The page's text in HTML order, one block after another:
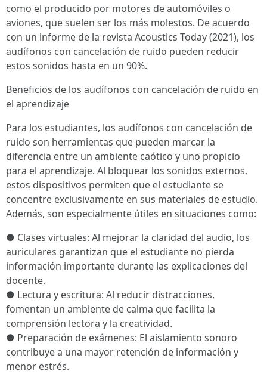
como el producido por motores de automóviles o
aviones, que suelen ser los más molestos. De acuerdo
con un informe de la revista Acoustics Today (2021), los
audífonos con cancelación de ruido pueden reducir
estos sonidos hasta en un 90%.
Beneficios de los audífonos con cancelación de ruido en
el aprendizaje
Para los estudiantes, los audífonos con cancelación de
ruido son herramientas que pueden marcar la
diferencia entre un ambiente caótico y uno propicio
para el aprendizaje. Al bloquear los sonidos externos,
estos dispositivos permiten que el estudiante se
concentre exclusivamente en sus materiales de estudio.
Además, son especialmente útiles en situaciones como:
● Clases virtuales: Al mejorar la claridad del audio, los
auriculares garantizan que el estudiante no pierda
información importante durante las explicaciones del
docente.
● Lectura y escritura: Al reducir distracciones,
fomentan un ambiente de calma que facilita la
comprensión lectora y la creatividad.
● Preparación de exámenes: El aislamiento sonoro
contribuye a una mayor retención de información y
menor estrés.